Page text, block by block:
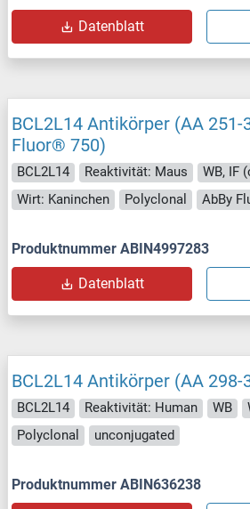
Datenblatt
BCL2L14 Antikörper (AA 251-
Fluor® 750)
BCL2L14 Reaktivität: Maus
WB, IF
Wirt: Kaninchen
Polyclonal AbBy
Produktnummer ABIN4997283
Datenblatt
BCL2L14 Antikörper (AA 298-
BCL2L14 Reaktivität: Human WB
Polyclonal
unconjugated
Produktnummer ABIN636238